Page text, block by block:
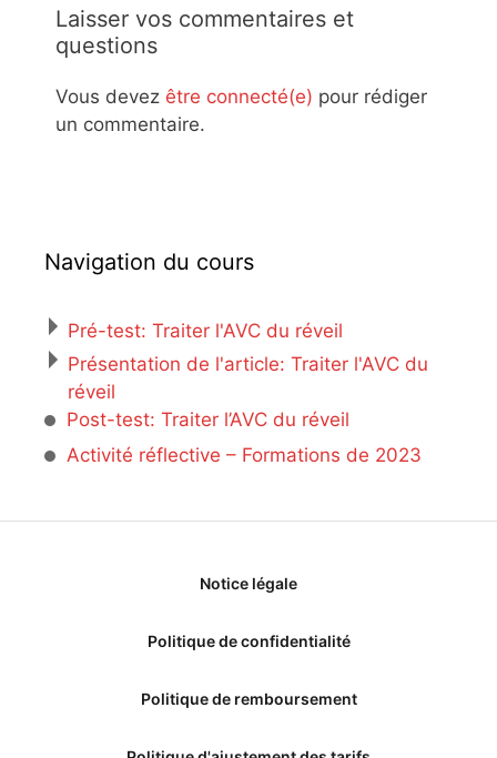
Laisser vos commentaires et
questions
Vous devez être connecté(e) pour rédiger
un commentaire.
Navigation du cours
Pré-test: Traiter l'AVC du réveil
Présentation de l'article: Traiter l'AVC du
réveil
Post-test: Traiter l’AVC du réveil
Activité réflective – Formations de 2023
Notice légale
Politique de confidentialité
Politique de remboursement